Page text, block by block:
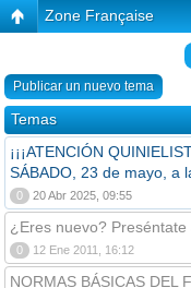
Zone Française
Publicar un nuevo tema
Temas
¡¡¡ATENCIÓN
SÁBADO, 23 de mayo, a
0 20 Abr 2025, 09:55
¿Eres nuevo?
0 12 Ene 2011, 16:12
NORMAS BÁSICAS DEL